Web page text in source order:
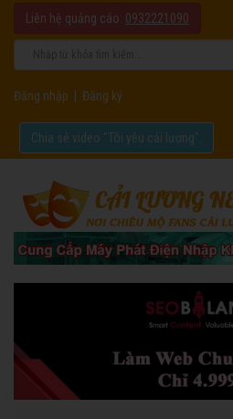
Liên hệ quảng cáo: 0932221090
Đăng nhập Đăng ký
Chia sẻ video "Tôi yêu cải lương".